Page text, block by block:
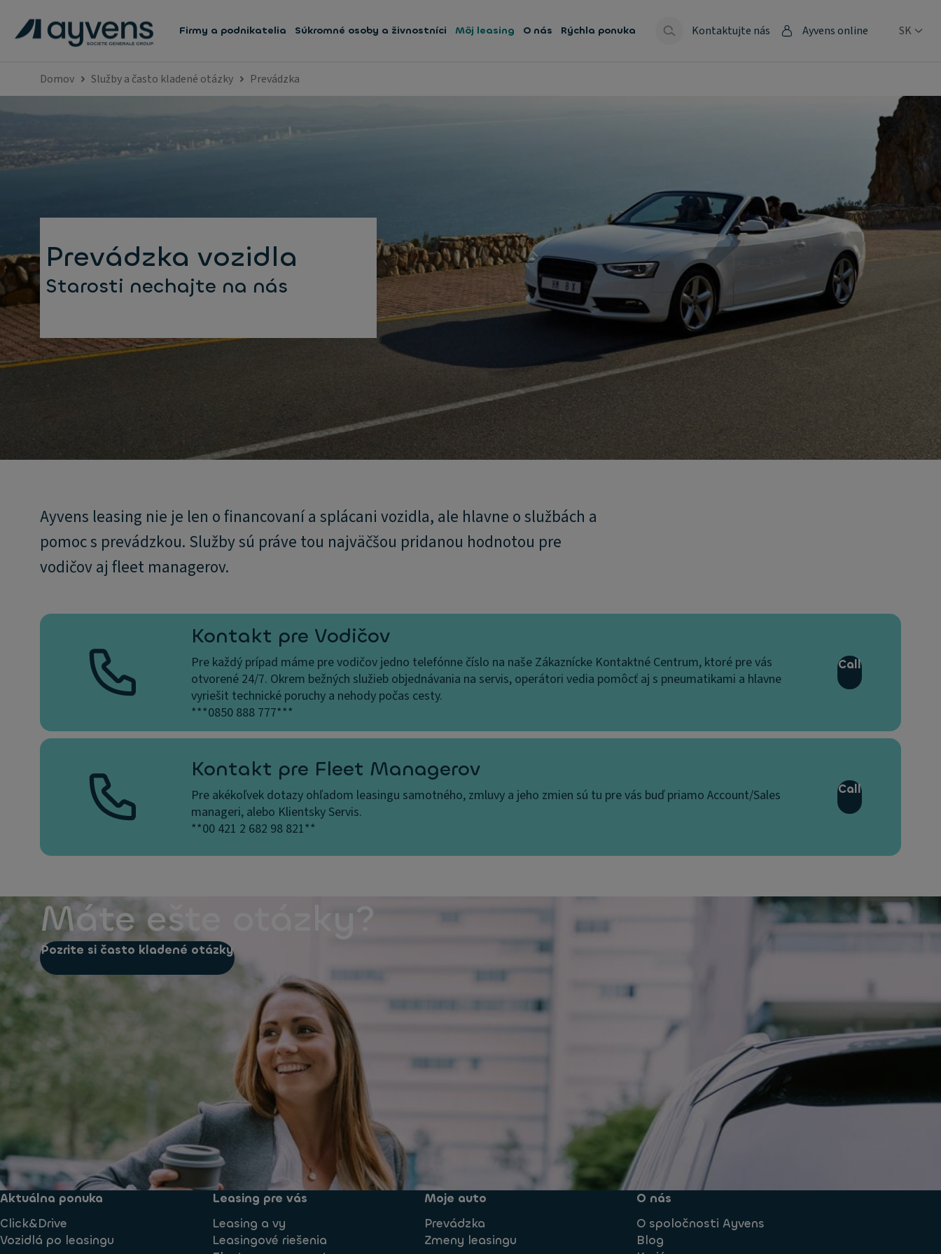
Firmy a podnikatelia Súkromné osoby a živnostníci Môj leasing O nás Rýchla ponuka Kontaktujte nás Ayvens online SK
Domov Služby a často kladené otázky Prevádzka
Prevádzka vozidla
Starosti nechajte na nás
Ayvens leasing nie je len o financovaní a splácani vozidla, ale hlavne o službách a
pomoc s prevádzkou. Služby sú práve tou najväčšou pridanou hodnotou pre
vodičov aj fleet managerov.
Kontakt pre Vodičov
Pre každý prípad máme pre vodičov jedno telefónne číslo na naše Zákaznícke Kontaktné Centrum, ktoré pre vás
otvorené 24/7. Okrem bežných služieb objednávania na servis, operátori vedia pomôcť aj s pneumatikami a hlavne
vyriešit technické poruchy a nehody počas cesty.
***0850 888 777***
Call
Kontakt pre Fleet Managerov
Pre akékoľvek dotazy ohľadom leasingu samotného, zmluvy a jeho zmien sú tu pre vás buď priamo Account/Sales
manageri, alebo Klientsky Servis.
**00 421 2 682 98 821**
Call
Máte ešte otázky?
Pozrite si často kladené otázky
Aktuálna ponuka
Click&Drive
Vozidlá po leasingu
Leasing pre vás
Leasing a vy
Leasingové riešenia
Moje auto
Prevádzka
Zmeny leasingu
O nás
O spoločnosti Ayvens
Blog